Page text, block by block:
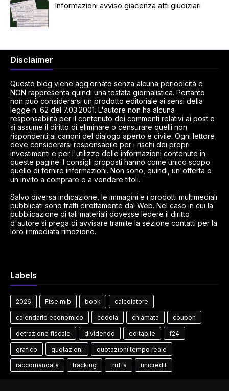
Informazioni avviso giacenza atti giudiziari
Disclaimer
Questo blog viene aggiornato senza alcuna periodicità e
NON rappresenta quindi una testata giornalistica. Pertanto
non può considerarsi un prodotto editoriale ai sensi della
legge n. 62 del 7.03.2001. L'autore non ha alcuna
responsabilità per il contenuto dei commenti relativi ai post e
si assume il diritto di eliminare o censurare quelli non
rispondenti ai canoni del dialogo aperto e civile. Ogni lettore
deve considerarsi responsabile per i rischi dei propri
investimenti e per l'utilizzo delle informazioni contenute in
queste pagine. I consigli proposti hanno come unico scopo
quello di fornire informazioni. Non sono, quindi, un'offerta o
un invito a comprare o a vendere titoli.
Salvo diversa indicazione, le immagini e i prodotti multimediali
pubblicati sono tratti direttamente dal Web. Nel caso in cui la
pubblicazione di tali materiali dovesse ledere il diritto
d'autore si prega di avvisare tramite la sezione contatti per la
loro immediata rimozione.
Labels
2026 Ftse mib book calcolatore
calendario economico cedola chiamata coupon
detrazione fiscale dividendo editabile f24
grafico quotazioni quotazioni tempo reale
raccomandata tracking truffa unicredit